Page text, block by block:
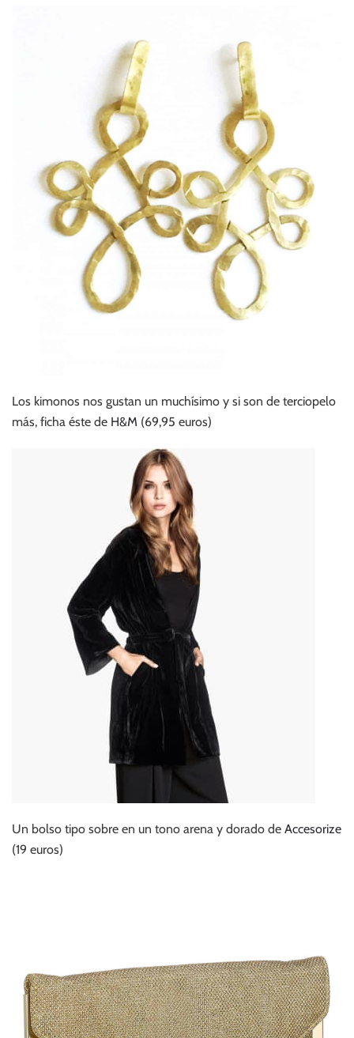
Los kimonos nos gustan un muchísimo y si son de terciopelo
más, ficha éste de H&M (69,95 euros)
Un bolso tipo sobre en un tono arena y dorado de Accesorize
(19 euros)